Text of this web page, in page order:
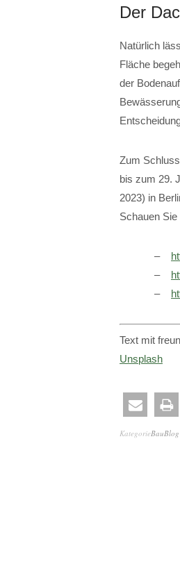
Der
Natürlich
Fläche
der
Zum
bis zum 29.
2023) in
Schauen
Text mit
Unsplash
KategorieBauBlog